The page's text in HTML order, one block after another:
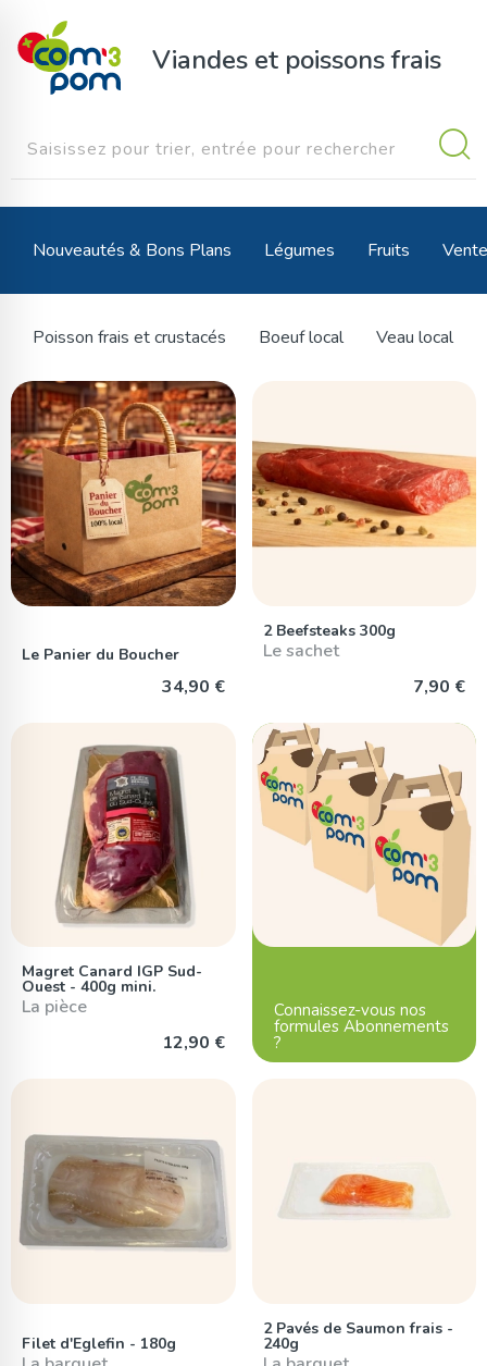
Viandes et poissons frais
Nouveautés & Bons Plans Légumes Fruits
Poisson frais et crustacés Boeuf local Veau local
Le Panier du Boucher
34,90 €
2 Beefsteaks 300g
Le sachet
7,90 €
Magret Canard IGP Sud-
Ouest - 400g mini.
La pièce
12,90 €
Connaissez-vous nos
formules Abonnements
?
Filet d'Eglefin - 180g
2 Pavés de Saumon frais -
240g